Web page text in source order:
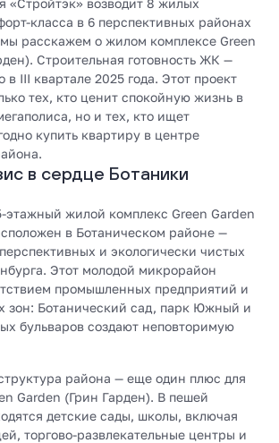
«Стройтэк» возводит 8 жилых
класса в 6 перспективных районах
мы расскажем о жилом комплексе Green
. Строительная готовность ЖК —
в III квартале 2025 года. Этот проект
тех, кто ценит спокойную жизнь в
но и тех, кто ищет
купить квартиру в центре
в сердце Ботаники
жилой комплекс Green Garden
в Ботаническом районе —
и экологически чистых
Этот молодой микрорайон
промышленных предприятий и
зон: Ботанический сад, парк Южный и
бульваров создают неповторимую
района — еще один плюс для
Garden (Грин Гарден). В пешей
детские сады, школы, включая
торгово-развлекательные центры и